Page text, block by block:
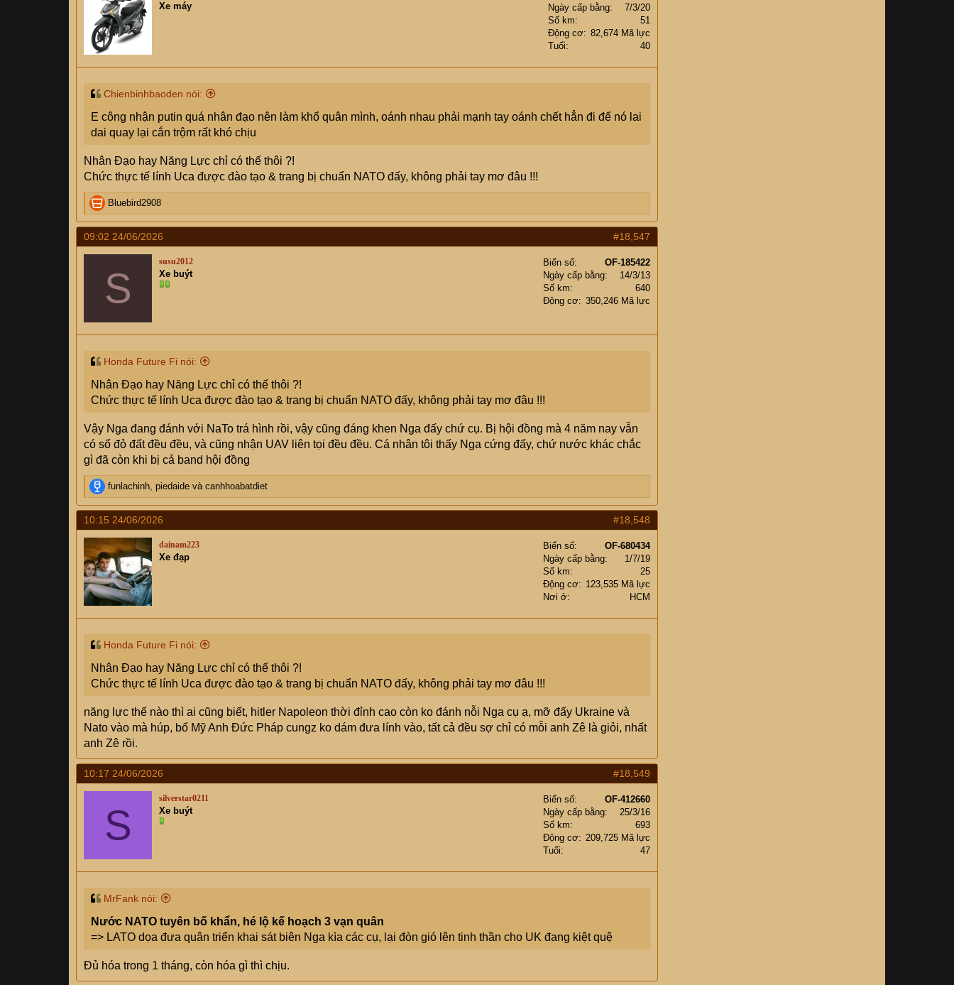
Xe máy
Ngày cấp bằng
7/3/20
Số km
51
Động cơ
82,674 Mã lực
Tuổi
40
Chienbinhbaoden nói:
E công nhận putin quá nhân đạo nên làm khổ quân mình, oánh nhau phải mạnh tay oánh chết hẳn đi để nó lai
dai quay lại cắn trộm rất khó chịu
Nhân Đạo hay Năng Lực chỉ có thế thôi ?!
Chức thực tế lính Uca được đào tạo & trang bị chuẩn NATO đấy, không phải tay mơ đâu !!!
R
e
a
c
t
o
s
Bluebird2908
09:02 24/06/2026 #18,547
S
susu2012
Xe buýt
Biển số
OF-185422
Ngày cấp bằng
14/3/13
Số km
640
Động cơ
350,246 Mã lực
Honda Future Fi nói:
Nhân Đạo hay Năng Lực chỉ có thế thôi ?!
Chức thực tế lính Uca được đào tạo & trang bị chuẩn NATO đấy, không phải tay mơ đâu !!!
Vậy Nga đang đánh với NaTo trá hình rồi, vậy cũng đáng khen Nga đấy chứ cụ. Bị hội đồng mà 4 năm nay vẫn
có sổ đỏ đất đều đều, và cũng nhận UAV liên tọi đều đều. Cá nhân tôi thấy Nga cứng đấy, chứ nước khác chắc
gì đã còn khi bị cả band hội đồng
R
e
a
c
t
i
o
n
s
:
funlachinh piedaide và canhhoabatdiet
10:15 24/06/2026 #18,548
dainam223
Xe đạp
Biển số
OF-680434
Ngày cấp bằng
1/7/19
Số km
25
Động cơ
123,535 Mã lực
Nơi ở
HCM
Honda Future Fi nói:
Nhân Đạo hay Năng Lực chỉ có thế thôi ?!
Chức thực tế lính Uca được đào tạo & trang bị chuẩn NATO đấy, không phải tay mơ đâu !!!
năng lực thế nào thì ai cũng biết, hitler Napoleon thời đỉnh cao còn ko đánh nỗi Nga cụ ạ, mỡ đấy Ukraine và
Nato vào mà húp, bố Mỹ Anh Đức Pháp cungz ko dám đưa lính vào, tất cả đều sợ chỉ có mỗi anh Zê là giỏi, nhất
anh Zê rồi.
10:17 24/06/2026 #18,549
S
silverstar0211
Xe buýt
Biển số
OF-412660
Ngày cấp bằng
25/3/16
Số km
693
Động cơ
209,725 Mã lực
Tuổi
47
MrFank nói:
Nước NATO tuyên bố khẩn, hé lộ kế hoạch 3 vạn quân
=> LATO dọa đưa quân triển khai sát biên Nga kìa các cụ, lại đòn gió lên tinh thần cho UK đang kiệt quệ
Đủ hóa trong 1 tháng, còn hóa gì thì chịu.